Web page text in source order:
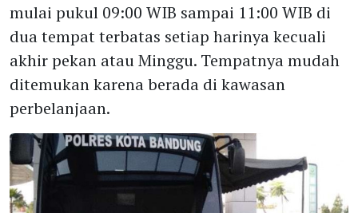
mulai pukul 09:00 WIB sampai 11:00 WIB di
dua tempat terbatas setiap harinya kecuali
akhir pekan atau Minggu. Tempatnya mudah
ditemukan karena berada di kawasan
perbelanjaan.